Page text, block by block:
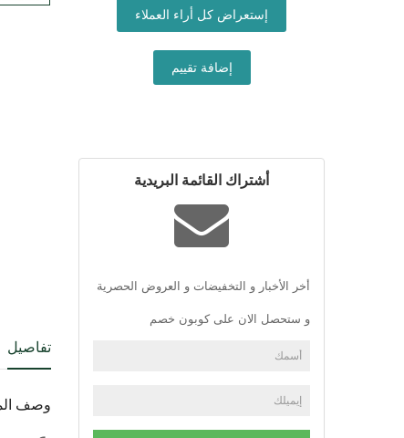
إستعراض كل أراء العملاء
إضافة تقييم
أشتراك القائمة البريدية
أخر الأخبار و التخفيضات و العروض الحصرية
و ستحصل الان على كوبون خصم
تفاصيل
وصف